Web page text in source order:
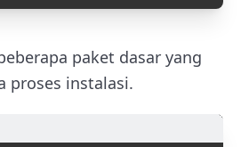
paket dasar yang
proses instalasi.